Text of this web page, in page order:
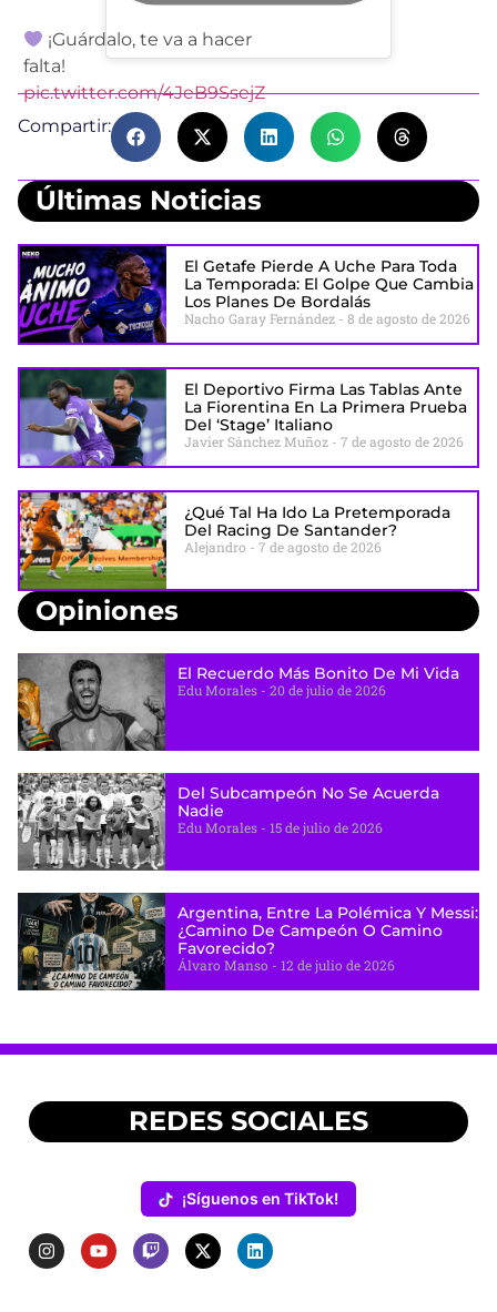
¡Guárdalo, te va a hacer
falta!
pic.twitter.com/4JeB9SsejZ
Compartir:
Últimas Noticias
El Getafe Pierde A Uche Para Toda
La Temporada: El Golpe Que Cambia
Los Planes De Bordalás
Nacho Garay Fernández 8 de agosto de 2026
El Deportivo Firma Las Tablas Ante
La Fiorentina En La Primera Prueba
Del ‘stage’ Italiano
Javier Sánchez Muñoz 7 de agosto de 2026
¿Qué Tal Ha Ido La Pretemporada
Del Racing De Santander?
Alejandro 7 de agosto de 2026
Opiniones
El Recuerdo Más Bonito De Mi Vida
Edu Morales 20 de julio de 2026
Del Subcampeón No Se Acuerda
Nadie
Edu Morales 15 de julio de 2026
Argentina, Entre La Polémica Y Messi:
¿camino De Campeón O Camino
Favorecido?
Álvaro Manso 12 de julio de 2026
REDES SOCIALES
¡Síguenos en TikTok!